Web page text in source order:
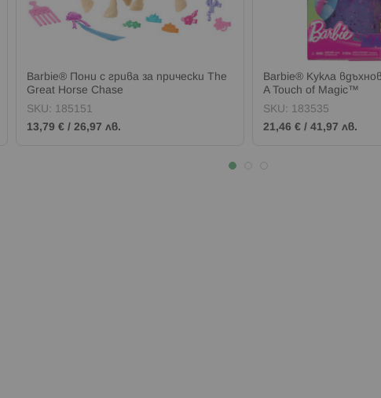
Barbie® Пони с грива за прически The
Great Horse Chase
SKU: 185151
13,79 € / 26,97 лв.
Barbie® Кукла
A Touch of Magic™
SKU: 183535
21,46 € / 41,97 лв.